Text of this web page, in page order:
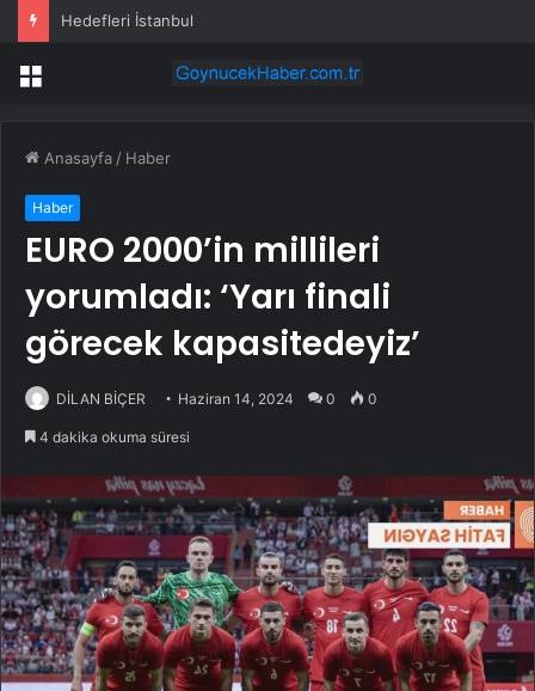
Menü
Anasayfa / Haber
Haber
EURO 2000’in millileri
yorumladı: ‘Yarı finali
görecek kapasitedeyiz’
DİLAN BİÇER Haziran 14, 2024 0 0
4 dakika okuma süresi